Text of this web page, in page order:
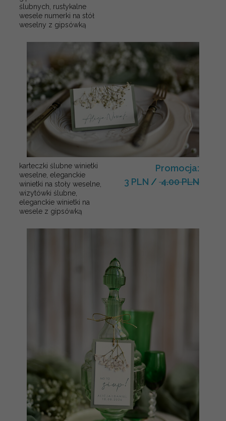
ślubnych, rustykalne
wesele numerki na stół
weselny z gipsówką
karteczki ślubne winietki
weselne, eleganckie
winietki na stoły weselne,
wizytówki ślubne,
eleganckie winietki na
wesele z gipsówką
Promocja:
3 PLN / 4.00 PLN